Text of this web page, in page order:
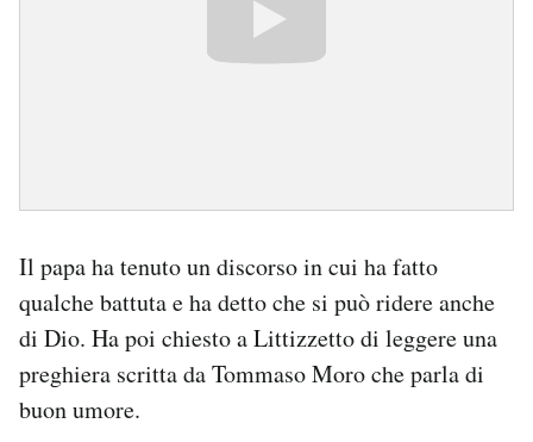
Il papa ha tenuto un discorso in cui ha fatto
qualche battuta e ha detto che si può ridere anche
di Dio. Ha poi chiesto a Littizzetto di leggere una
preghiera scritta da Tommaso Moro che parla di
buon umore.